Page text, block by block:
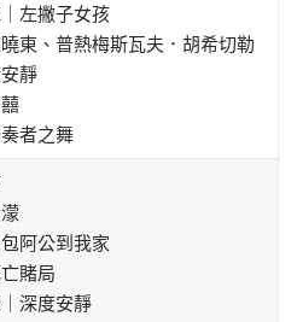
左撇子女孩
東、普熱梅斯瓦夫．胡希切勒
靜
者之舞
阿公到我家
賭局
深度安靜